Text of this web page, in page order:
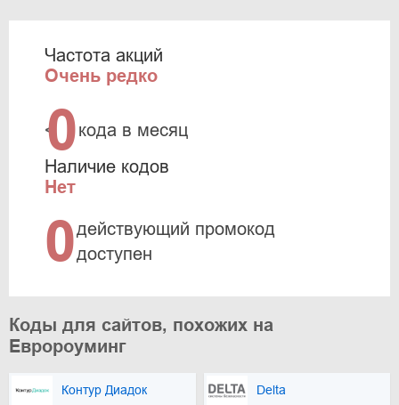
Частота акций
Очень редко
<0кода в месяц
Наличие кодов
Нет
0действующий промокод
доступен
Коды для сайтов, похожих на
Евророуминг
Контур Диадок Delta